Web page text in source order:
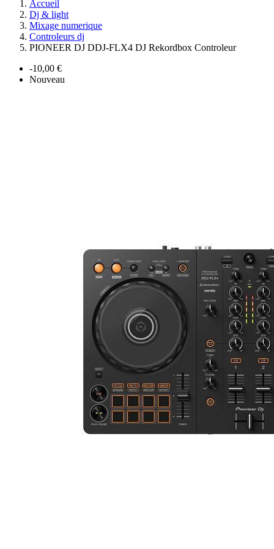
Accueil
Dj & light
Mixage numerique
Controleurs dj
PIONEER DJ DDJ-FLX4 DJ Rekordbox Controleur
-10,00 €
Nouveau